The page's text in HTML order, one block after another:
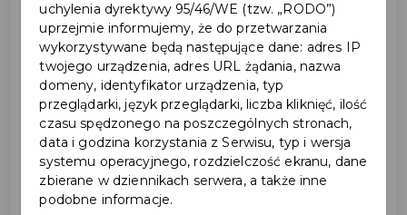
uchylenia dyrektywy 95/46/WE (tzw. „RODO”)
uprzejmie informujemy, że do przetwarzania
wykorzystywane będą następujące dane: adres IP
twojego urządzenia, adres URL żądania, nazwa
domeny, identyfikator urządzenia, typ
przeglądarki, język przeglądarki, liczba kliknięć, ilość
czasu spędzonego na poszczególnych stronach,
data i godzina korzystania z Serwisu, typ i wersja
systemu operacyjnego, rozdzielczość ekranu, dane
zbierane w dziennikach serwera, a także inne
podobne informacje.